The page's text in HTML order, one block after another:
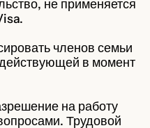
не применяется
членов семьи
в момент
на работу
Трудовой